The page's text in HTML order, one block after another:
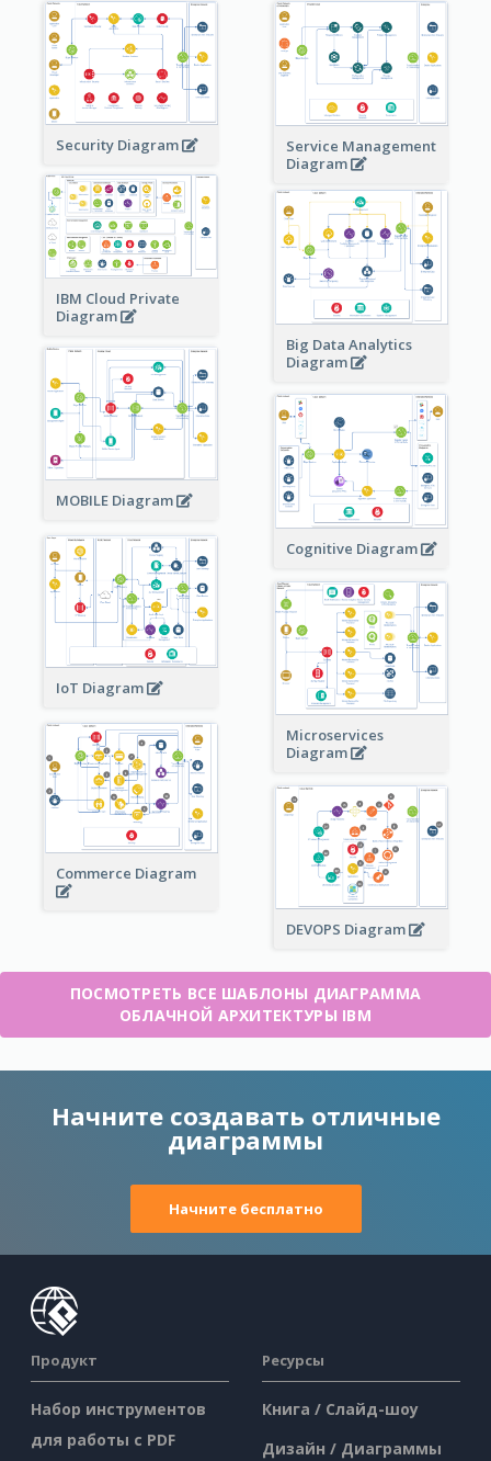
Security Diagram
Service Management
Diagram
IBM Cloud Private
Diagram
Big Data Analytics
Diagram
MOBILE Diagram
Cognitive Diagram
IoT Diagram
Microservices
Diagram
Commerce Diagram
DEVOPS Diagram
ПОСМОТРЕТЬ ВСЕ ШАБЛОНЫ ДИАГРАММА
ОБЛАЧНОЙ АРХИТЕКТУРЫ IBM
Начните создавать отличные
диаграммы
Начните бесплатно
Продукт
Набор инструментов
для работы с PDF
Ресурсы
Книга / Слайд-шоу
Дизайн / Диаграммы